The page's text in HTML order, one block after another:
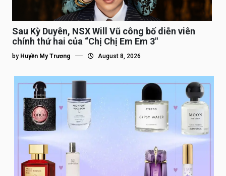
Sau Kỳ Duyên, NSX Will Vũ công bố diễn viên
chính thứ hai của “Chị Chị Em Em 3″
by Huyền My Trương August 8, 2026